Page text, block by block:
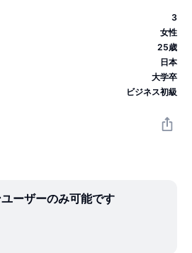
3
女性
25歳
日本
大学卒
ビジネス初級
ーザーのみ可能です